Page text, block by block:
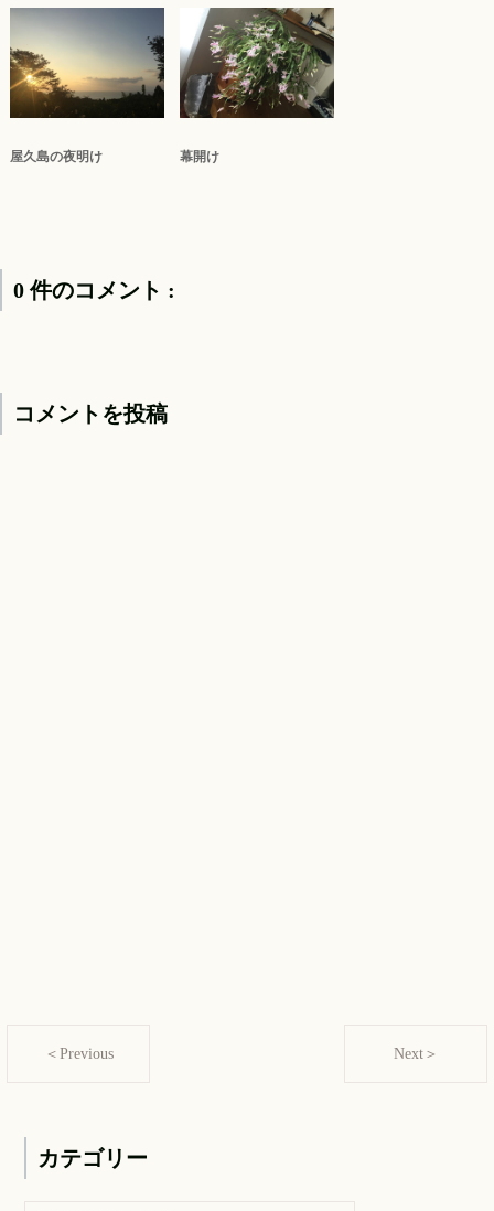
屋久島の夜明け 幕開け
0 件のコメント :
コメントを投稿
＜Previous Next＞
カテゴリー